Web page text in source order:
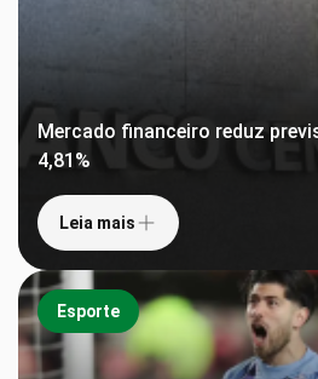
Mercado financeiro reduz
4,81%
Leia mais
Esporte